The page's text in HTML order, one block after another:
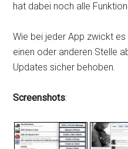
hat dabei noch alle
Wie bei jeder App zwickt
einen oder anderen Stelle
Updates sicher behoben.
Screenshots: